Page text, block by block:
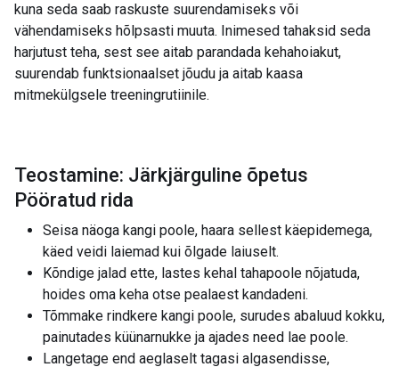
kuna seda saab raskuste suurendamiseks või
vähendamiseks hõlpsasti muuta. Inimesed tahaksid seda
harjutust teha, sest see aitab parandada kehahoiakut,
suurendab funktsionaalset jõudu ja aitab kaasa
mitmekülgsele treeningrutiinile.
Teostamine: Järkjärguline õpetus
Pööratud rida
Seisa näoga kangi poole, haara sellest käepidemega,
käed veidi laiemad kui õlgade laiuselt.
Kõndige jalad ette, lastes kehal tahapoole nõjatuda,
hoides oma keha otse pealaest kandadeni.
Tõmmake rindkere kangi poole, surudes abaluud kokku,
painutades küünarnukke ja ajades need lae poole.
Langetage end aeglaselt tagasi algasendisse,